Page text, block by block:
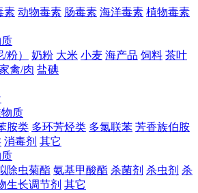
素 动物毒素 肠毒素 海洋毒素 植物毒素
粉） 奶粉 大米 小麦 海产品 饲料 茶叶
禽/肉 盐碘
质
胺类 多环芳烃类 多氯联苯 芳香族伯胺
消毒剂 其它
除虫菊酯 氨基甲酸酯 杀菌剂 杀虫剂 杀
生长调节剂 其它